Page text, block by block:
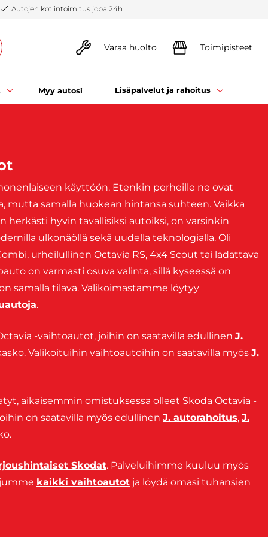
Autojen kotiintoimitus jopa 24h
Varaa huolto Toimipisteet
Myy autosi Lisäpalvelut ja rahoitus
käyttöön. Etenkin perheille ne ovat
mutta samalla huokean hintansa suhteen. Vaikka
herkästi hyvin tavallisiksi autoiksi, on varsinkin
ulkonäöllä sekä uudella teknologialla. Oli
urheilullinen Octavia RS, 4x4 Scout tai ladattava
on varmasti osuva valinta, sillä kyseessä on
samalla tilava. Valikoimastamme löytyy
.
-vaihtoautot, joihin on saatavilla edullinen J.
Valikoituihin vaihtoautoihin on saatavilla myös J.
aikaisemmin omistuksessa olleet Skoda Octavia -
on saatavilla myös edullinen J. autorahoitus, J.
Skodat. Palveluihimme kuuluu myös
kaikki vaihtoautot ja löydä omasi tuhansien